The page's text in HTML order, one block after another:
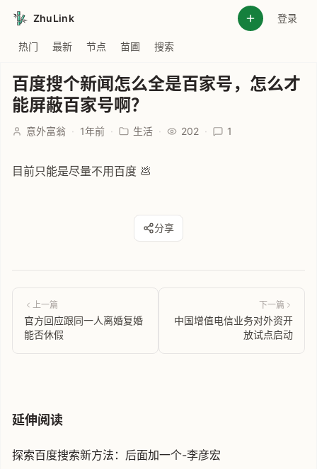
ZhuLink 登录
热门 最新 节点 苗圃 搜索
百度搜个新闻怎么全是百家号，怎么才
能屏蔽百家号啊？
意外富翁 · 1年前 · 生活 · 202 · 1
目前只能是尽量不用百度 💩
分享
上一篇
官方回应跟同一人离婚复婚
能否休假
下一篇
中国增值电信业务对外资开
放试点启动
延伸阅读
探索百度搜索新方法：后面加一个-李彦宏